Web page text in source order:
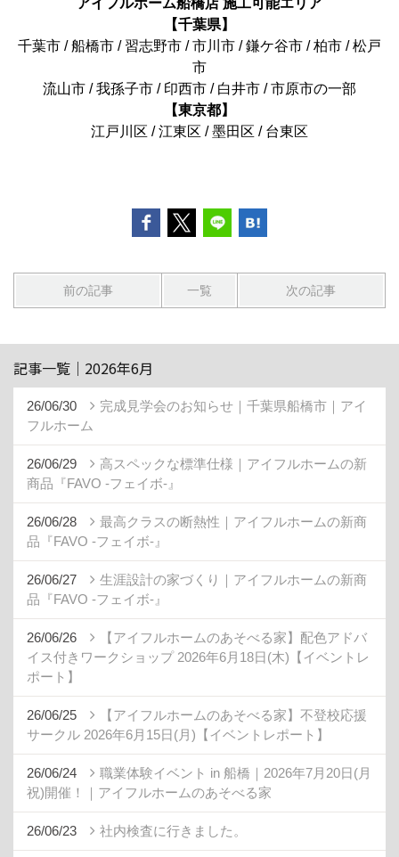
アイフルホーム船橋店 施工可能エリア
【千葉県】
千葉市 / 船橋市 / 習志野市 / 市川市 / 鎌ケ谷市 / 柏市 / 松戸
市
流山市 / 我孫子市 / 印西市 / 白井市 / 市原市の一部
【東京都】
江戸川区 / 江東区 / 墨田区 / 台東区
前の記事 一覧 次の記事
記事一覧｜2026年6月
26/06/30
完成見学会のお知らせ｜千葉県船橋市｜アイ
フルホーム
26/06/29
高スペックな標準仕様｜アイフルホームの新
商品『FAVO -フェイボ-』
26/06/28
最高クラスの断熱性｜アイフルホームの新商
品『FAVO -フェイボ-』
26/06/27
生涯設計の家づくり｜アイフルホームの新商
品『FAVO -フェイボ-』
26/06/26
【アイフルホームのあそべる家】配色アドバ
イス付きワークショップ 2026年6月18日(木)【イベントレ
ポート】
26/06/25
【アイフルホームのあそべる家】不登校応援
サークル 2026年6月15日(月)【イベントレポート】
26/06/24
職業体験イベント in 船橋｜2026年7月20日(月
祝)開催！｜アイフルホームのあそべる家
26/06/23 社内検査に行きました。